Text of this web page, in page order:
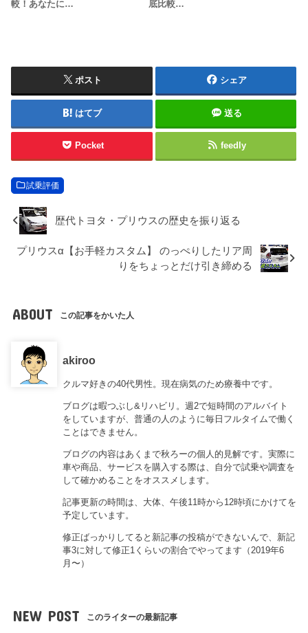
較！あなたに…
底比較…
ポスト シェア
はてブ 送る
Pocket feedly
試乗評価
歴代トヨタ・プリウスの歴史を振り返る
プリウスα【お手軽カスタム】 のっぺりしたリア周
りをちょっとだけ引き締める
ABOUT この記事をかいた人
akiroo
クルマ好きの40代男性。現在病気のため療養中です。
ブログは暇つぶし&リハビリ。週2で短時間のアルバイト
をしていますが、普通の人のように毎日フルタイムで働く
ことはできません。
ブログの内容はあくまで秋ろーの個人的見解です。実際に
車や商品、サービスを購入する際は、自分で試乗や調査を
して確かめることをオススメします。
記事更新の時間は、大体、午後11時から12時頃にかけてを
予定しています。
修正ばっかりしてると新記事の投稿ができないんで、新記
事3に対して修正1くらいの割合でやってます（2019年6
月〜）
NEW POST このライターの最新記事